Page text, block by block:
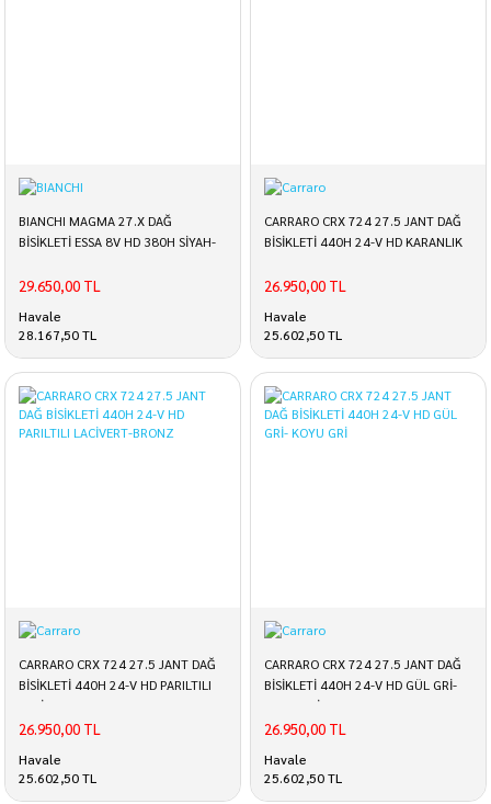
BIANCHI MAGMA 27.X DAĞ
BİSİKLETİ ESSA 8V HD 380H SİYAH-
29.650,00 TL
Havale
28.167,50 TL
CARRARO CRX 724 27.5 JANT DAĞ
BİSİKLETİ 440H 24-V HD KARANLIK
26.950,00 TL
Havale
25.602,50 TL
CARRARO CRX 724 27.5 JANT DAĞ
BİSİKLETİ 440H 24-V HD PARILTILI
LACİVERT-BRONZ
26.950,00 TL
Havale
25.602,50 TL
CARRARO CRX 724 27.5 JANT DAĞ
BİSİKLETİ 440H 24-V HD GÜL GRİ-
KOYU GRİ
26.950,00 TL
Havale
25.602,50 TL